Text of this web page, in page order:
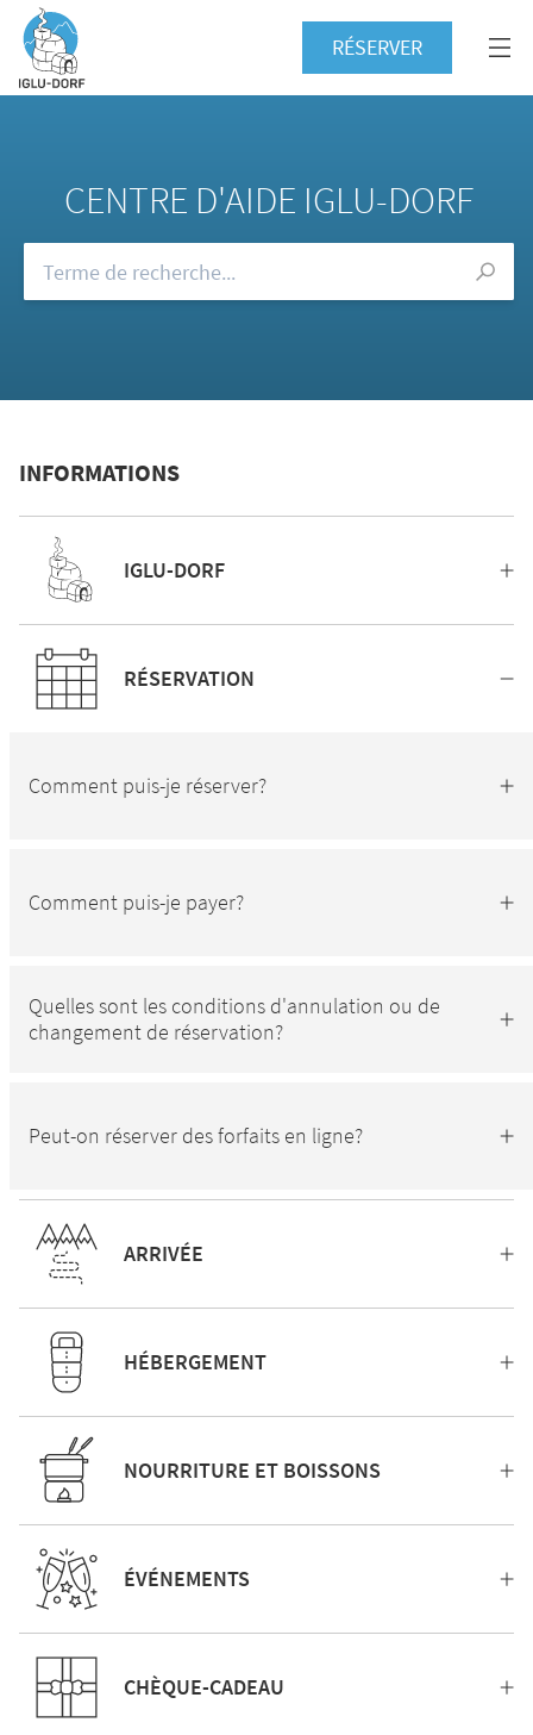
RÉSERVER
CENTRE D'AIDE IGLU-DORF
INFORMATIONS
IGLU-DORF
RÉSERVATION
Comment puis-je réserver?
Comment puis-je payer?
Quelles sont les conditions d'annulation ou de
changement de réservation?
Peut-on réserver des forfaits en ligne?
ARRIVÉE
HÉBERGEMENT
NOURRITURE ET BOISSONS
ÉVÉNEMENTS
CHÈQUE-CADEAU